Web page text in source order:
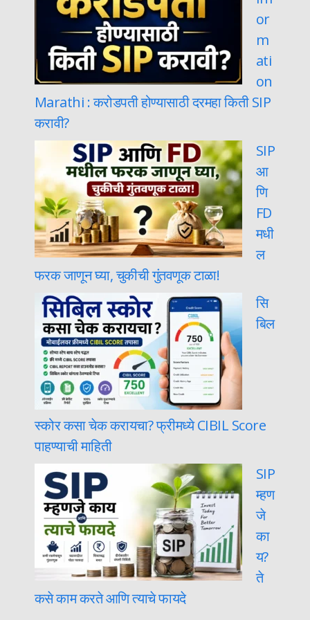
or
m
ati
on
Marathi : करोडपती होण्यासाठी दरमहा किती SIP
करावी?
SIP
आ
णि
FD
मधी
ल
फरक जाणून घ्या, चुकीची गुंतवणूक टाळा!
सि
बिल
स्कोर कसा चेक करायचा? फ्रीमध्ये CIBIL Score
पाहण्याची माहिती
SIP
म्हण
जे
का
य?
ते
कसे काम करते आणि त्याचे फायदे